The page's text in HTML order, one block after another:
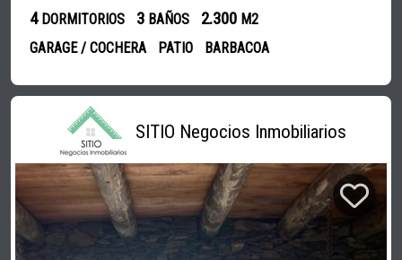
4DORMITORIOS 3BAÑOS 2.300 M2
GARAGE / COCHERA
PATIO BARBACOA
SITIO Negocios Inmobiliarios